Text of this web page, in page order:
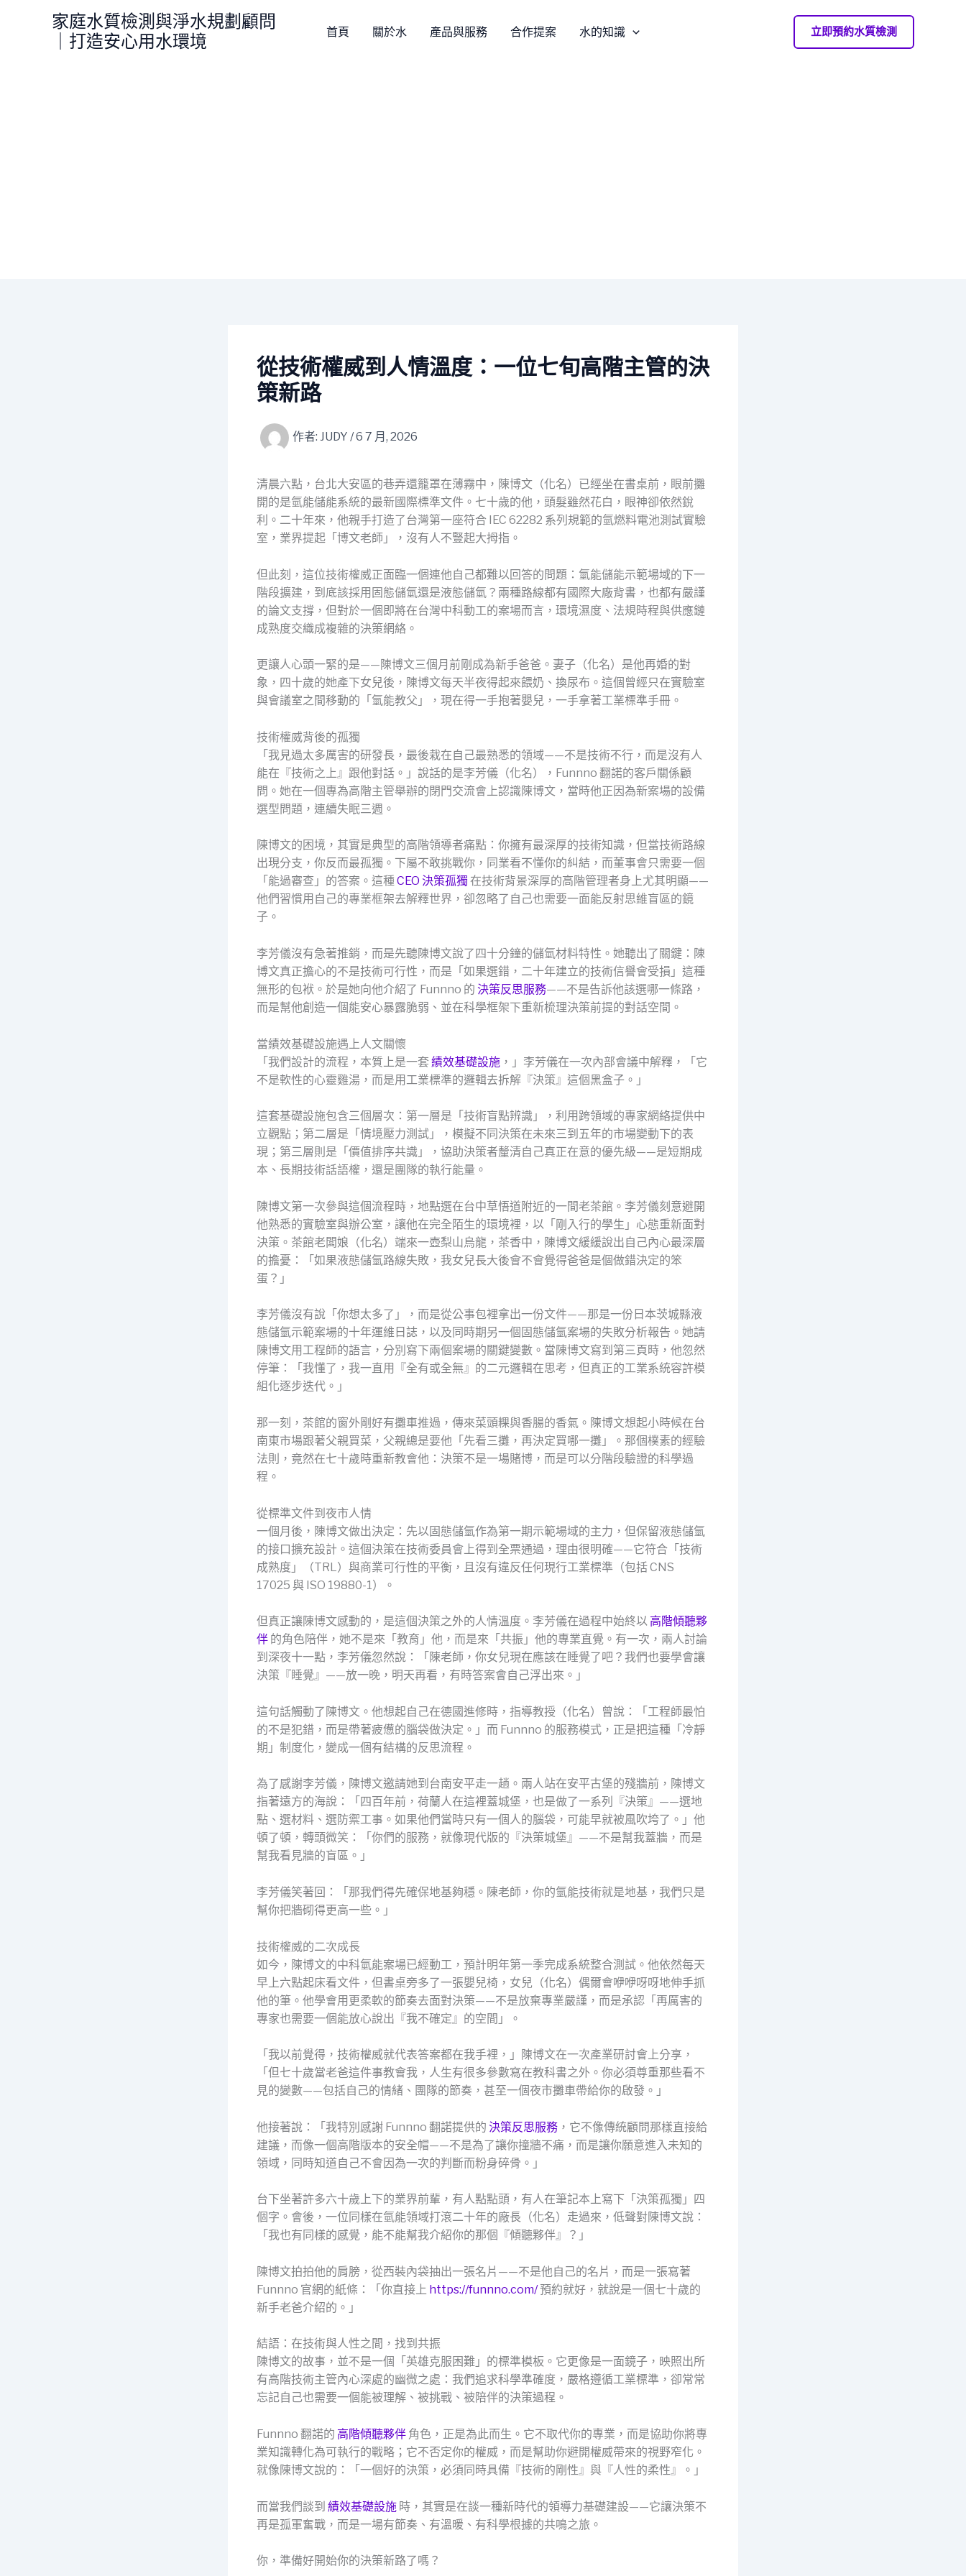
家庭水質檢測與淨水規劃顧問
｜打造安心用水環境
首頁 關於水 產品與服務 合作提案 水的知識 立即預約水質檢測
從技術權威到人情溫度：一位七旬高階主管的決
策新路
作者: JUDY /6 7 月, 2026
清晨六點，台北大安區的巷弄還籠罩在薄霧中，陳博文（化名）已經坐在書桌前，眼前攤
開的是氫能儲能系統的最新國際標準文件。七十歲的他，頭髮雖然花白，眼神卻依然銳
利。二十年來，他親手打造了台灣第一座符合 IEC 62282 系列規範的氫燃料電池測試實驗
室，業界提起「博文老師」，沒有人不豎起大拇指。
但此刻，這位技術權威正面臨一個連他自己都難以回答的問題：氫能儲能示範場域的下一
階段擴建，到底該採用固態儲氫還是液態儲氫？兩種路線都有國際大廠背書，也都有嚴謹
的論文支撐，但對於一個即將在台灣中科動工的案場而言，環境濕度、法規時程與供應鏈
成熟度交織成複雜的決策網絡。
更讓人心頭一緊的是——陳博文三個月前剛成為新手爸爸。妻子（化名）是他再婚的對
象，四十歲的她產下女兒後，陳博文每天半夜得起來餵奶、換尿布。這個曾經只在實驗室
與會議室之間移動的「氫能教父」，現在得一手抱著嬰兒，一手拿著工業標準手冊。
技術權威背後的孤獨
「我見過太多厲害的研發長，最後栽在自己最熟悉的領域——不是技術不行，而是沒有人
能在『技術之上』跟他對話。」說話的是李芳儀（化名），Funnno 翻諾的客戶關係顧
問。她在一個專為高階主管舉辦的閉門交流會上認識陳博文，當時他正因為新案場的設備
選型問題，連續失眠三週。
陳博文的困境，其實是典型的高階領導者痛點：你擁有最深厚的技術知識，但當技術路線
出現分支，你反而最孤獨。下屬不敢挑戰你，同業看不懂你的糾結，而董事會只需要一個
「能過審查」的答案。這種 CEO 決策孤獨 在技術背景深厚的高階管理者身上尤其明顯——
他們習慣用自己的專業框架去解釋世界，卻忽略了自己也需要一面能反射思維盲區的鏡
子。
李芳儀沒有急著推銷，而是先聽陳博文說了四十分鐘的儲氫材料特性。她聽出了關鍵：陳
博文真正擔心的不是技術可行性，而是「如果選錯，二十年建立的技術信譽會受損」這種
無形的包袱。於是她向他介紹了 Funnno 的 決策反思服務——不是告訴他該選哪一條路，
而是幫他創造一個能安心暴露脆弱、並在科學框架下重新梳理決策前提的對話空間。
當績效基礎設施遇上人文關懷
「我們設計的流程，本質上是一套績效基礎設施 ，」李芳儀在一次內部會議中解釋，「它
不是軟性的心靈雞湯，而是用工業標準的邏輯去拆解『決策』這個黑盒子。」
這套基礎設施包含三個層次：第一層是「技術盲點辨識」，利用跨領域的專家網絡提供中
立觀點；第二層是「情境壓力測試」，模擬不同決策在未來三到五年的市場變動下的表
現；第三層則是「價值排序共識」，協助決策者釐清自己真正在意的優先級——是短期成
本、長期技術話語權，還是團隊的執行能量。
陳博文第一次參與這個流程時，地點選在台中草悟道附近的一間老茶館。李芳儀刻意避開
他熟悉的實驗室與辦公室，讓他在完全陌生的環境裡，以「剛入行的學生」心態重新面對
決策。茶館老闆娘（化名）端來一壺梨山烏龍，茶香中，陳博文緩緩說出自己內心最深層
的擔憂：「如果液態儲氫路線失敗，我女兒長大後會不會覺得爸爸是個做錯決定的笨
蛋？」
李芳儀沒有說「你想太多了」，而是從公事包裡拿出一份文件——那是一份日本茨城縣液
態儲氫示範案場的十年運維日誌，以及同時期另一個固態儲氫案場的失敗分析報告。她請
陳博文用工程師的語言，分別寫下兩個案場的關鍵變數。當陳博文寫到第三頁時，他忽然
停筆：「我懂了，我一直用『全有或全無』的二元邏輯在思考，但真正的工業系統容許模
組化逐步迭代。」
那一刻，茶館的窗外剛好有攤車推過，傳來菜頭粿與香腸的香氣。陳博文想起小時候在台
南東市場跟著父親買菜，父親總是要他「先看三攤，再決定買哪一攤」。那個樸素的經驗
法則，竟然在七十歲時重新教會他：決策不是一場賭博，而是可以分階段驗證的科學過
程。
從標準文件到夜市人情
一個月後，陳博文做出決定：先以固態儲氫作為第一期示範場域的主力，但保留液態儲氫
的接口擴充設計。這個決策在技術委員會上得到全票通過，理由很明確——它符合「技術
成熟度」（TRL）與商業可行性的平衡，且沒有違反任何現行工業標準（包括 CNS
17025 與 ISO 19880-1）。
但真正讓陳博文感動的，是這個決策之外的人情溫度。李芳儀在過程中始終以 高階傾聽夥
伴 的角色陪伴，她不是來「教育」他，而是來「共振」他的專業直覺。有一次，兩人討論
到深夜十一點，李芳儀忽然說：「陳老師，你女兒現在應該在睡覺了吧？我們也要學會讓
決策『睡覺』——放一晚，明天再看，有時答案會自己浮出來。」
這句話觸動了陳博文。他想起自己在德國進修時，指導教授（化名）曾說：「工程師最怕
的不是犯錯，而是帶著疲憊的腦袋做決定。」而 Funnno 的服務模式，正是把這種「冷靜
期」制度化，變成一個有結構的反思流程。
為了感謝李芳儀，陳博文邀請她到台南安平走一趟。兩人站在安平古堡的殘牆前，陳博文
指著遠方的海說：「四百年前，荷蘭人在這裡蓋城堡，也是做了一系列『決策』——選地
點、選材料、選防禦工事。如果他們當時只有一個人的腦袋，可能早就被風吹垮了。」他
頓了頓，轉頭微笑：「你們的服務，就像現代版的『決策城堡』——不是幫我蓋牆，而是
幫我看見牆的盲區。」
李芳儀笑著回：「那我們得先確保地基夠穩。陳老師，你的氫能技術就是地基，我們只是
幫你把牆砌得更高一些。」
技術權威的二次成長
如今，陳博文的中科氫能案場已經動工，預計明年第一季完成系統整合測試。他依然每天
早上六點起床看文件，但書桌旁多了一張嬰兒椅，女兒（化名）偶爾會咿咿呀呀地伸手抓
他的筆。他學會用更柔軟的節奏去面對決策——不是放棄專業嚴謹，而是承認「再厲害的
專家也需要一個能放心說出『我不確定』的空間」。
「我以前覺得，技術權威就代表答案都在我手裡，」陳博文在一次產業研討會上分享，
「但七十歲當老爸這件事教會我，人生有很多參數寫在教科書之外。你必須尊重那些看不
見的變數——包括自己的情緒、團隊的節奏，甚至一個夜市攤車帶給你的啟發。」
他接著說：「我特別感謝 Funnno 翻諾提供的 決策反思服務 ，它不像傳統顧問那樣直接給
建議，而像一個高階版本的安全帽——不是為了讓你撞牆不痛，而是讓你願意進入未知的
領域，同時知道自己不會因為一次的判斷而粉身碎骨。」
台下坐著許多六十歲上下的業界前輩，有人點點頭，有人在筆記本上寫下「決策孤獨」四
個字。會後，一位同樣在氫能領域打滾二十年的廠長（化名）走過來，低聲對陳博文說：
「我也有同樣的感覺，能不能幫我介紹你的那個『傾聽夥伴』？」
陳博文拍拍他的肩膀，從西裝內袋抽出一張名片——不是他自己的名片，而是一張寫著
Funnno 官網的紙條：「你直接上 https://funnno.com/預約就好，就說是一個七十歲的
新手老爸介紹的。」
結語：在技術與人性之間，找到共振
陳博文的故事，並不是一個「英雄克服困難」的標準模板。它更像是一面鏡子，映照出所
有高階技術主管內心深處的幽微之處：我們追求科學準確度，嚴格遵循工業標準，卻常常
忘記自己也需要一個能被理解、被挑戰、被陪伴的決策過程。
Funnno 翻諾的 高階傾聽夥伴 角色，正是為此而生。它不取代你的專業，而是協助你將專
業知識轉化為可執行的戰略；它不否定你的權威，而是幫助你避開權威帶來的視野窄化。
就像陳博文說的：「一個好的決策，必須同時具備『技術的剛性』與『人性的柔性』。」
而當我們談到 績效基礎設施 時，其實是在談一種新時代的領導力基礎建設——它讓決策不
再是孤軍奮戰，而是一場有節奏、有溫暖、有科學根據的共鳴之旅。
你，準備好開始你的決策新路了嗎？